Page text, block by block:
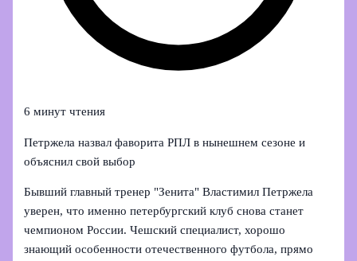
6 минут чтения
Петржела назвал фаворита РПЛ в нынешнем сезоне и
объяснил свой выбор
Бывший главный тренер "Зенита" Властимил Петржела
уверен, что именно петербургский клуб снова станет
чемпионом России. Чешский специалист, хорошо
знающий особенности отечественного футбола, прямо